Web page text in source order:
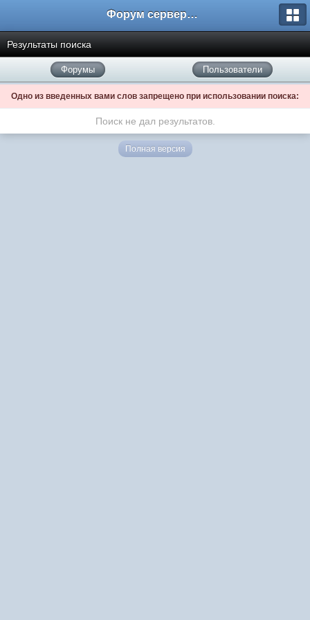
Форум сервера www.L2Nezabudka.ru
Результаты поиска
Форумы Пользователи
Одно из введенных вами слов запрещено при использовании поиска:
Поиск не дал результатов.
Полная версия